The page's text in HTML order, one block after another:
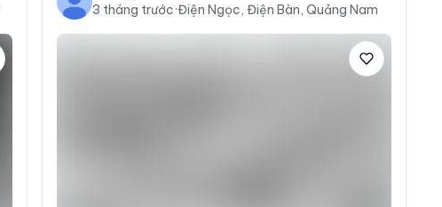
3 tháng trước·Điện Ngọc, Điện Bàn, Quảng Nam